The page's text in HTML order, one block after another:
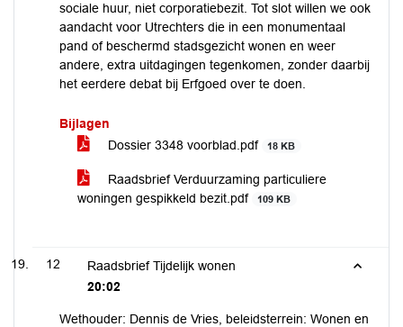
sociale huur, niet corporatiebezit. Tot slot willen we ook
aandacht voor Utrechters die in een monumentaal
pand of beschermd stadsgezicht wonen en weer
andere, extra uitdagingen tegenkomen, zonder daarbij
het eerdere debat bij Erfgoed over te doen.
Bijlagen
Dossier 3348 voorblad.pdf
18 KB
Raadsbrief Verduurzaming particuliere
woningen gespikkeld bezit.pdf
109 KB
12
Raadsbrief Tijdelijk wonen
20:02
Wethouder: Dennis de Vries, beleidsterrein: Wonen en